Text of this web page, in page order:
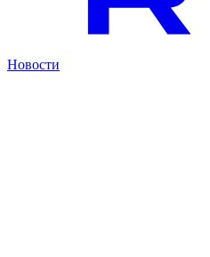
Новости